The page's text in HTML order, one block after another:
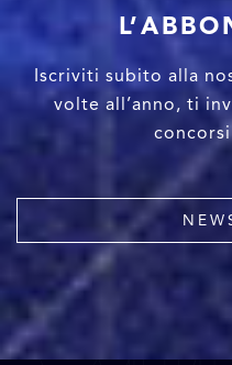
Iscriviti subito alla
volte all’anno, ti